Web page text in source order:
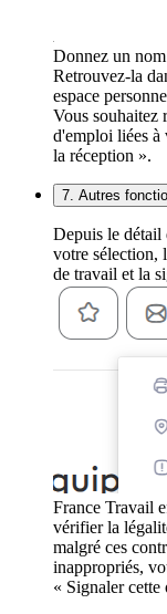
Donnez un
Retrouvez-la
espace
Vous souhaitez
d'emploi liées
la réception ».
7. Autres
Depuis le détail
votre sélection,
de travail et la
France Travail
vérifier la
malgré ces
inappropriés,
« Signaler cette